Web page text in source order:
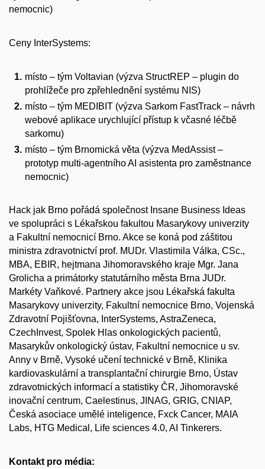
nemocnic)
Ceny InterSystems:
místo – tým Voltavian (výzva StructREP – plugin do
prohlížeče pro zpřehlednění systému NIS)
místo – tým MEDIBIT (výzva Sarkom FastTrack – návrh
webové aplikace urychlující přístup k včasné léčbě
sarkomu)
místo – tým Brnomická věta (výzva MedAssist –
prototyp multi-agentního AI asistenta pro zaměstnance
nemocnic)
Hack jak Brno pořádá společnost Insane Business Ideas
ve spolupráci s Lékařskou fakultou Masarykovy univerzity
a Fakultní nemocnicí Brno. Akce se koná pod záštitou
ministra zdravotnictví prof. MUDr. Vlastimila Válka, CSc.,
MBA, EBIR, hejtmana Jihomoravského kraje Mgr. Jana
Grolicha a primátorky statutárního města Brna JUDr.
Markéty Vaňkové. Partnery akce jsou Lékařská fakulta
Masarykovy univerzity, Fakultní nemocnice Brno, Vojenská
Zdravotní Pojišťovna, InterSystems, AstraZeneca,
CzechInvest, Spolek Hlas onkologických pacientů,
Masarykův onkologický ústav, Fakultní nemocnice u sv.
Anny v Brně, Vysoké učení technické v Brně, Klinika
kardiovaskulární a transplantační chirurgie Brno, Ústav
zdravotnických informací a statistiky ČR, Jihomoravské
inovační centrum, Caelestinus, JINAG, GRIG, CNIAP,
Česká asociace umělé inteligence, Fxck Cancer, MAIA
Labs, HTG Medical, Life sciences 4.0, AI Tinkerers.
Kontakt pro média: